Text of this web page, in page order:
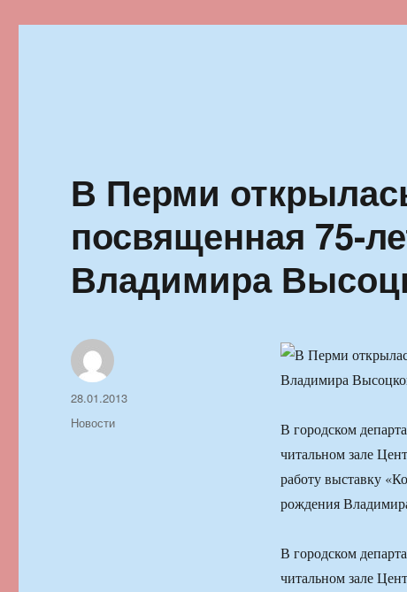
В Перми
посвященная 75-
Владимира
В городском
читальном зале
работу выставку
рождения
В городском
читальном зале
Автор
Опубликовано
28.01.2013
Рубрики
Новости